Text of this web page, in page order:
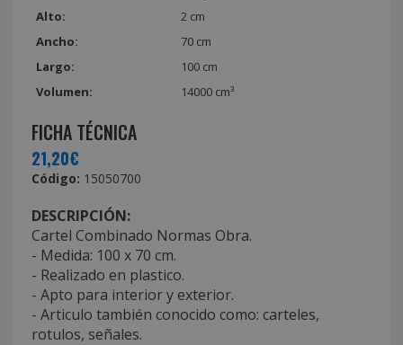
Alto:
2 cm
Ancho:
70 cm
Largo:
100 cm
Volumen:
14000 cm³
FICHA TÉCNICA
21,20€
Código: 15050700
DESCRIPCIÓN:
Cartel Combinado Normas Obra.
- Medida: 100 x 70 cm.
- Realizado en plastico.
- Apto para interior y exterior.
- Articulo también conocido como: carteles,
rotulos, señales.